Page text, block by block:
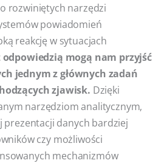
rozwiniętych narzędzi
powiadomień
reakcję w sytuacjach
odpowiedzią mogą nam przyjść
jednym z głównych zadań
zjawisk. Dzięki
narzędziom analitycznym,
prezentacji danych bardziej
czy możliwości
mechanizmów